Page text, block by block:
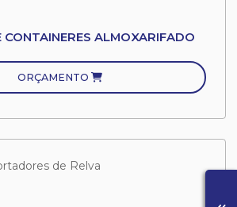
CONTAINERES ALMOXARIFADO
ORÇAMENTO